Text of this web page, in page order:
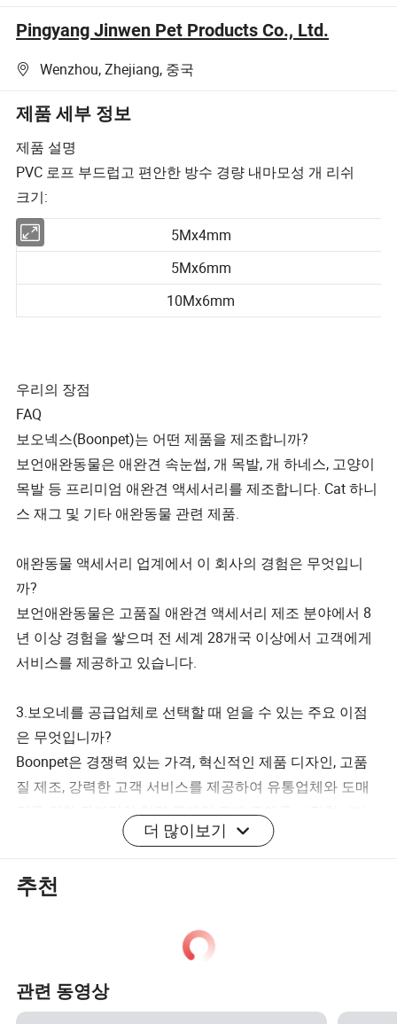
Pingyang Jinwen Pet Products Co., Ltd.
Wenzhou, Zhejiang, 중국
제품 세부 정보
제품 설명
PVC 로프 부드럽고 편안한 방수 경량 내마모성 개 리쉬
크기:
5Mx4mm
5Mx6mm
10Mx6mm
우리의 장점
FAQ
보오넥스(Boonpet)는 어떤 제품을 제조합니까?
보언애완동물은 애완견 속눈썹, 개 목발, 개 하네스, 고양이
목발 등 프리미엄 애완견 액세서리를 제조합니다. Cat 하니
스 재그 및 기타 애완동물 관련 제품.
애완동물 액세서리 업계에서 이 회사의 경험은 무엇입니
까?
보언애완동물은 고품질 애완견 액세서리 제조 분야에서 8
년 이상 경험을 쌓으며 전 세계 28개국 이상에서 고객에게
서비스를 제공하고 있습니다.
3.보오네를 공급업체로 선택할 때 얻을 수 있는 주요 이점
은 무엇입니까?
Boonpet은 경쟁력 있는 가격, 혁신적인 제품 디자인, 고품
질 제조, 강력한 고객 서비스를 제공하여 유통업체와 도매
점을 위한 장기적인 협력 관계와 판매 증액을 보장합니다.
보론반려들의 월간 생산 능력은?
보노반려동물 제작능력이 뛰어난 분:
150,000개의 조끼 하네스
더 많이보기
추천
관련 동영상